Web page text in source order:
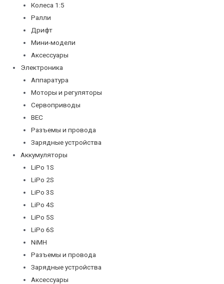
Колеса 1:5
Ралли
Дрифт
Мини-модели
Аксессуары
Электроника
Аппаратура
Моторы и регуляторы
Сервоприводы
BEC
Разъемы и провода
Зарядные устройства
Аккумуляторы
LiPo 1S
LiPo 2S
LiPo 3S
LiPo 4S
LiPo 5S
LiPo 6S
NiMH
Разъемы и провода
Зарядные устройства
Аксессуары